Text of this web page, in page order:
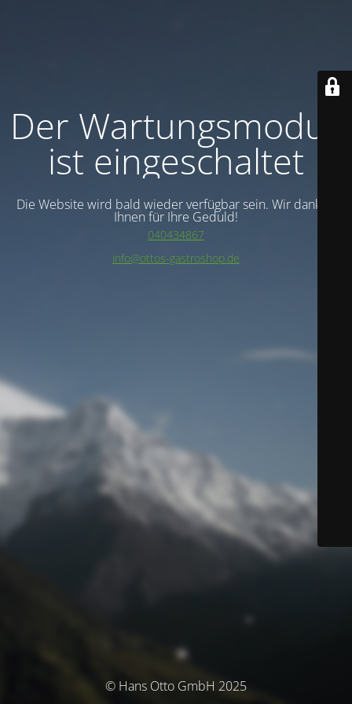
Der Wartungsmodus
ist eingeschaltet
Die Website wird bald wieder verfügbar sein. Wir danken
Ihnen für Ihre Geduld!
040434867
info@ottos-gastroshop.de
© Hans Otto GmbH 2025